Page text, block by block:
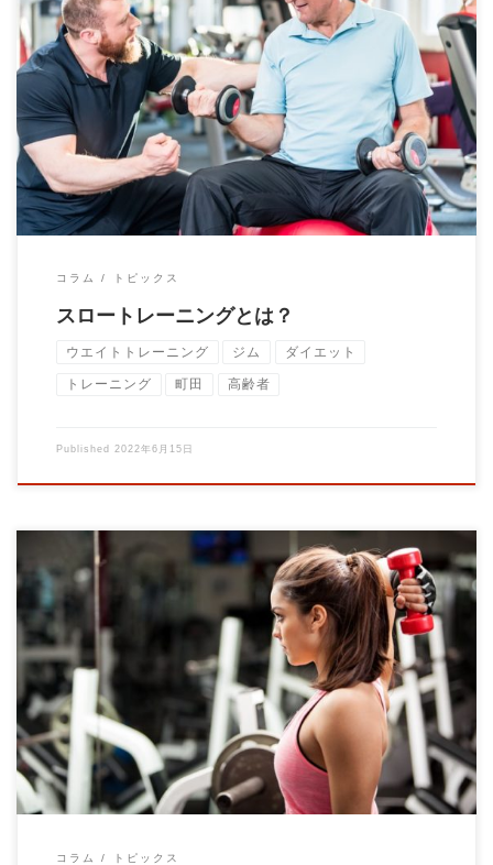
スロートレーニングというトレーニング方法があります。 東大
のボディビルダー出身の教授、石井先生が推奨 […]
コラム トピックス
スロートレーニングとは？
ウエイトトレーニング ジム ダイエット
トレーニング 町田 高齢者
Published 2022年6月15日
筋力トレーニングで体を鍛えたいと思っている人は多いと思いま
す。 特に男性は筋肉へのあこ […]
コラム トピックス